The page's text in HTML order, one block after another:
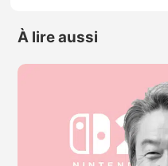
À lire aussi